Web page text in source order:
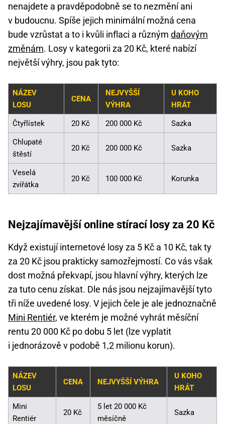
nenajdete a pravděpodobně se to nezmění ani
v budoucnu. Spíše jejich minimální možná cena
bude vzrůstat a to i kvůli inflaci a různým daňovým
změnám. Losy v kategorii za 20 Kč, které nabízí
největší výhry, jsou pak tyto:
NÁZEV
LOSU
CENA
NEJVYŠŠÍ
VÝHRA
U KOHO
HRÁT
Čtyřlístek 20 Kč 200 000 Kč Sazka
Chlupaté
štěstí
20 Kč 200 000 Kč Sazka
Veselá
zvířátka
20 Kč 100 000 Kč Korunka
Nejzajímavější online stírací losy za 20 Kč
Když existují internetové losy za 5 Kč a 10 Kč, tak ty
za 20 Kč jsou prakticky samozřejmostí. Co vás však
dost možná překvapí, jsou hlavní výhry, kterých lze
za tuto cenu získat. Dle nás jsou nejzajímavější tyto
tři níže uvedené losy. V jejich čele je ale jednoznačně
Mini Rentiér, ve kterém je možné vyhrát měsíční
rentu 20 000 Kč po dobu 5 let (lze vyplatit
i jednorázově v podobě 1,2 milionu korun).
NÁZEV
LOSU
CENA NEJVYŠŠÍ VÝHRA
U KOHO
HRÁT
Mini
Rentiér
20 Kč
5 let 20 000 Kč
měsíčně
Sazka